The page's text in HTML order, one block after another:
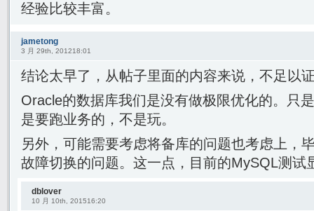
经验比较丰富。
jametong
3 月 29th, 201218:01
结论太早了，从帖子里面的内容来说，不足以
Oracle的数据库我们是没有做极限优化的。只
是要跑业务的，不是玩。
另外，可能需要考虑将备库的问题也考虑上，
故障切换的问题。这一点，目前的MySQL测试
dblover
10 月 10th, 201516:20